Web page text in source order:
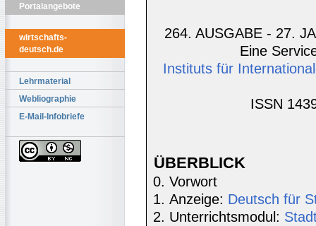
Portalangebote
wirtschafts-
deutsch.de
Lehrmaterial
Webliographie
E-Mail-Infobriefe
264. AUSGABE - 27.
Eine
Instituts für
ISSN
ÜBERBLICK
Vorwort
Anzeige: Deutsch für
Unterrichtsmodul: